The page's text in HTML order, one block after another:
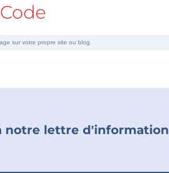
Code
notre lettre d'information